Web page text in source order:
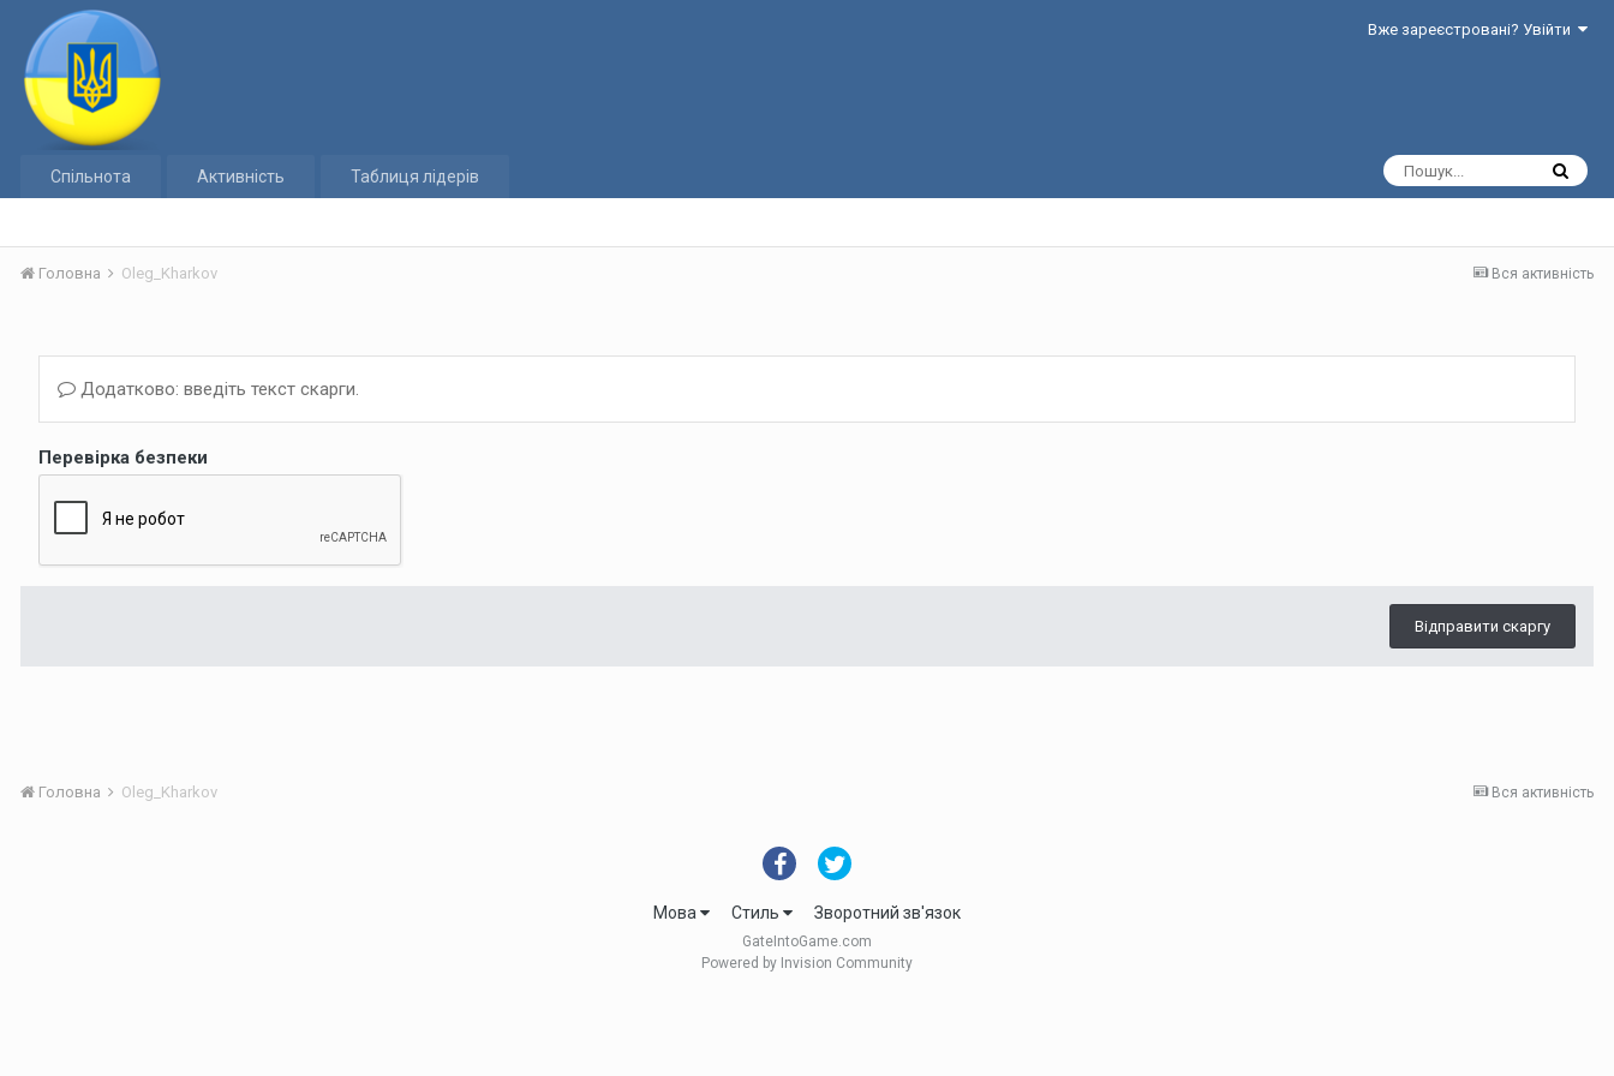
Вже зареєстровані? Увійти
Спільнота Активність Таблиця лідерів
Вся активність
Головна Oleg_Kharkov
Додатково: введіть текст скарги.
Перевірка безпеки
Відправити скаргу
Вся активність
Головна Oleg_Kharkov
Мова Стиль Зворотний зв'язок
GateIntoGame.com
Powered by Invision Community